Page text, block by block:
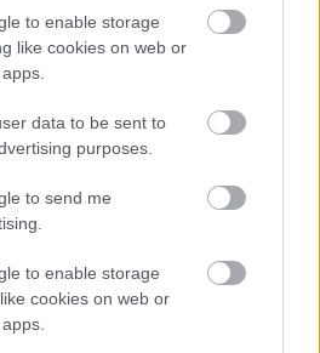
to enable storage
like cookies on web or
data to be sent to
purposes.
to send me
to enable storage
cookies on web or
fellépéseiket mindig hatalmas
decemberében egy
keretében öt magyar
2014: